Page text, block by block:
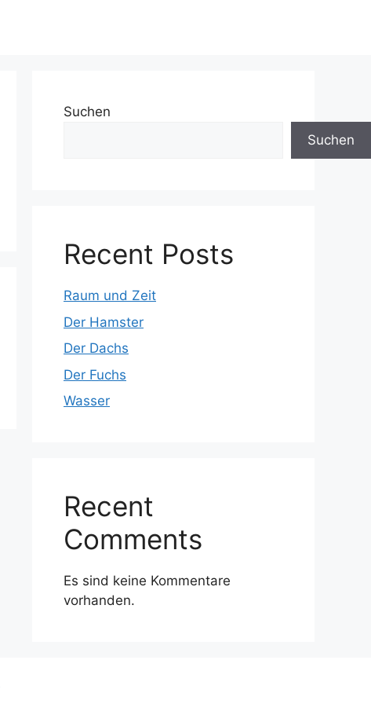
Suchen
Suchen
Recent Posts
Raum und Zeit
Der Hamster
Der Dachs
Der Fuchs
Wasser
Recent
Comments
Es sind keine Kommentare
vorhanden.